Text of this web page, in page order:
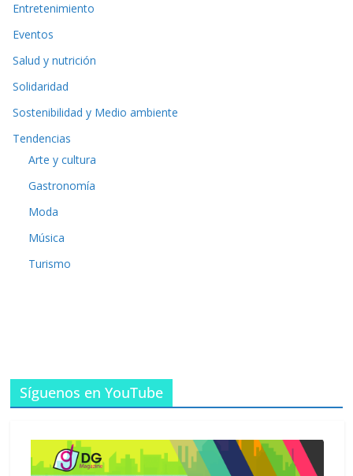
Entretenimiento
Eventos
Salud y nutrición
Solidaridad
Sostenibilidad y Medio ambiente
Tendencias
Arte y cultura
Gastronomía
Moda
Música
Turismo
Síguenos en YouTube